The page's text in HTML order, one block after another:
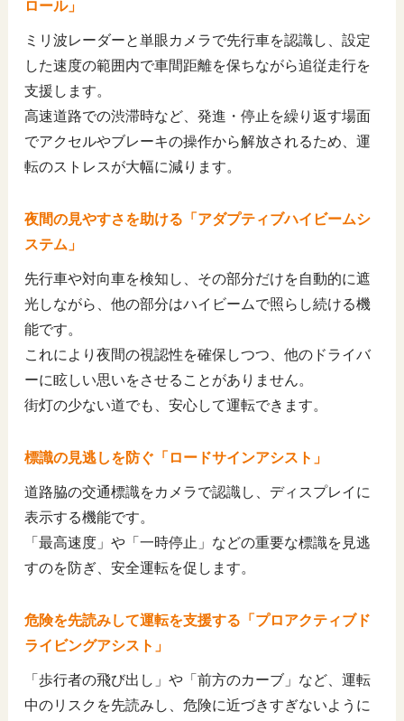
ロール」
ミリ波レーダーと単眼カメラで先行車を認識し、設定
した速度の範囲内で車間距離を保ちながら追従走行を
支援します。
高速道路での渋滞時など、発進・停止を繰り返す場面
でアクセルやブレーキの操作から解放されるため、運
転のストレスが大幅に減ります。
夜間の見やすさを助ける「アダプティブハイビームシ
ステム」
先行車や対向車を検知し、その部分だけを自動的に遮
光しながら、他の部分はハイビームで照らし続ける機
能です。
これにより夜間の視認性を確保しつつ、他のドライバ
ーに眩しい思いをさせることがありません。
街灯の少ない道でも、安心して運転できます。
標識の見逃しを防ぐ「ロードサインアシスト」
道路脇の交通標識をカメラで認識し、ディスプレイに
表示する機能です。
「最高速度」や「一時停止」などの重要な標識を見逃
すのを防ぎ、安全運転を促します。
危険を先読みして運転を支援する「プロアクティブド
ライビングアシスト」
「歩行者の飛び出し」や「前方のカーブ」など、運転
中のリスクを先読みし、危険に近づきすぎないように